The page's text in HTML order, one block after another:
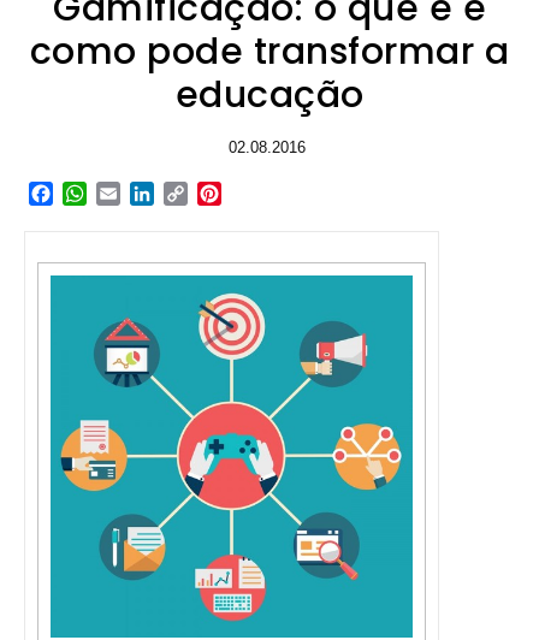
como pode transformar a
educação
02.08.2016
Facebook
WhatsApp
EmailLinkedIn
Copy